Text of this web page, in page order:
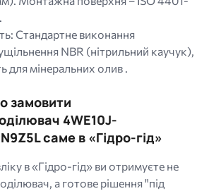
Стандартне виконання
NBR (нітрильний каучук),
для мінеральних олив .
замовити
4WE10J-
саме в «Гідро-гід»
в «Гідро-гід» ви отримуєте не
а готове рішення "під